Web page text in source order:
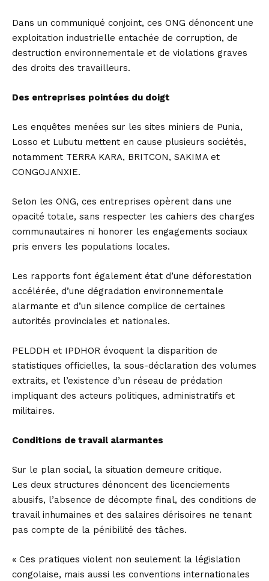
Dans un communiqué conjoint, ces ONG dénoncent une
exploitation industrielle entachée de corruption, de
destruction environnementale et de violations graves
des droits des travailleurs.
Des entreprises pointées du doigt
Les enquêtes menées sur les sites miniers de Punia,
Losso et Lubutu mettent en cause plusieurs sociétés,
notamment TERRA KARA, BRITCON, SAKIMA et
CONGOJANXIE.
Selon les ONG, ces entreprises opèrent dans une
opacité totale, sans respecter les cahiers des charges
communautaires ni honorer les engagements sociaux
pris envers les populations locales.
Les rapports font également état d’une déforestation
accélérée, d’une dégradation environnementale
alarmante et d’un silence complice de certaines
autorités provinciales et nationales.
PELDDH et IPDHOR évoquent la disparition de
statistiques officielles, la sous-déclaration des volumes
extraits, et l’existence d’un réseau de prédation
impliquant des acteurs politiques, administratifs et
militaires.
Conditions de travail alarmantes
Sur le plan social, la situation demeure critique.
Les deux structures dénoncent des licenciements
abusifs, l’absence de décompte final, des conditions de
travail inhumaines et des salaires dérisoires ne tenant
pas compte de la pénibilité des tâches.
« Ces pratiques violent non seulement la législation
congolaise, mais aussi les conventions internationales